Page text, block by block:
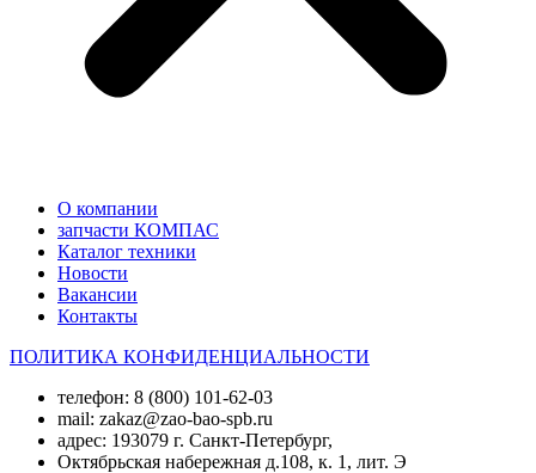
О компании
запчасти КОМПАС
Каталог техники
Новости
Вакансии
Контакты
ПОЛИТИКА КОНФИДЕНЦИАЛЬНОСТИ
телефон: 8 (800) 101-62-03
mail: zakaz@zao-bao-spb.ru
адрес: 193079 г. Санкт-Петербург,
Октябрьская набережная д.108, к. 1, лит. Э